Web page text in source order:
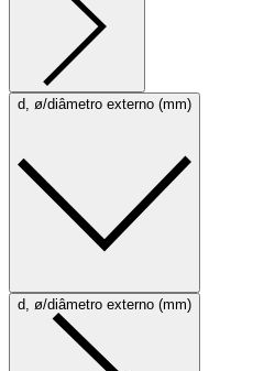
d, ø/diâmetro externo (mm)
d, ø/diâmetro externo (mm)